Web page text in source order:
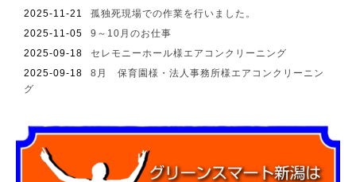
2025-11-21
孤独死現場での作業を行いました。
2025-11-05
9～10月のお仕事
2025-09-18
セレモニーホール様エアコンクリーニング
2025-09-18
8月 保育園様・法人事務所様エアコンクリーニン
グ